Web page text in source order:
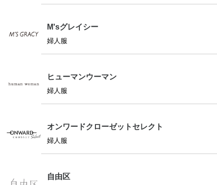
M'sグレイシー
婦人服
ヒューマンウーマン
婦人服
オンワードクローゼットセレクト
婦人服
自由区